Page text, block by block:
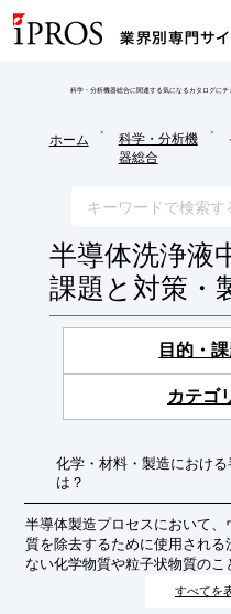
科学・分析機器総合に関連する気になるカタログに
ホーム
>
科学・分析機
器総合
>
半導体洗浄液
課題と対策・
目的・
カテゴ
化学・材料・製造におけ
は？
半導体製造プロセスにおいて
質を除去するために使用され
ない化学物質や粒子状物質のこ
体の性能低下や歩留まり悪化の
すべてを